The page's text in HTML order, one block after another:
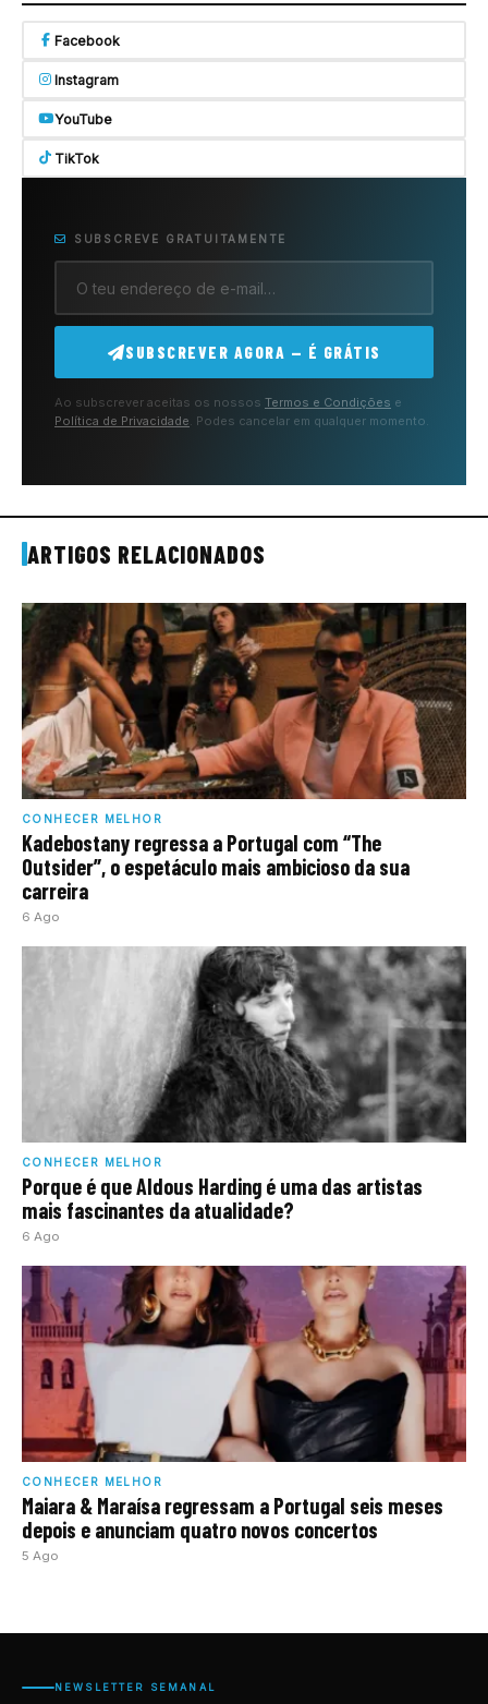
Facebook
Instagram
YouTube
TikTok
SUBSCREVE GRATUITAMENTE
SUBSCREVER AGORA — É GRÁTIS
Ao subscrever aceitas os nossos Termos e Condições e
Política de Privacidade. Podes cancelar em qualquer momento.
ARTIGOS RELACIONADOS
CONHECER MELHOR
Kadebostany regressa a Portugal com “The
Outsider”, o espetáculo mais ambicioso da sua
carreira
6 Ago
CONHECER MELHOR
Porque é que Aldous Harding é uma das artistas
mais fascinantes da atualidade?
6 Ago
CONHECER MELHOR
Maiara & Maraísa regressam a Portugal seis meses
depois e anunciam quatro novos concertos
5 Ago
NEWSLETTER SEMANAL